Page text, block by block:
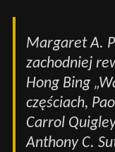
Margaret A.
zachodniej
Hong Bing
częściach,
Carrol
Anthony C.